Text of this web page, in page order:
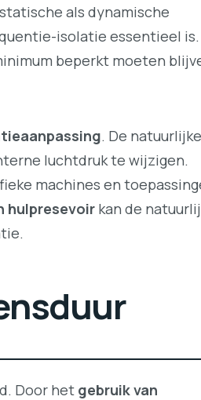
als dynamische
isolatie essentieel
beperkt moeten
. De natuurlijke
luchtdruk te wijzigen.
machines en
hulpresevoir kan de
Door het gebruik van